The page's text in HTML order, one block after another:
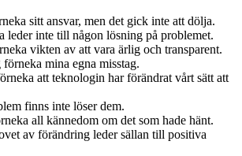
sitt ansvar, men det gick inte att dölja.
leder inte till någon lösning på problemet.
vikten av att vara ärlig och transparent.
mina egna misstag.
att teknologin har förändrat vårt sätt att
finns inte löser dem.
all kännedom om det som hade hänt.
av förändring leder sällan till positiva